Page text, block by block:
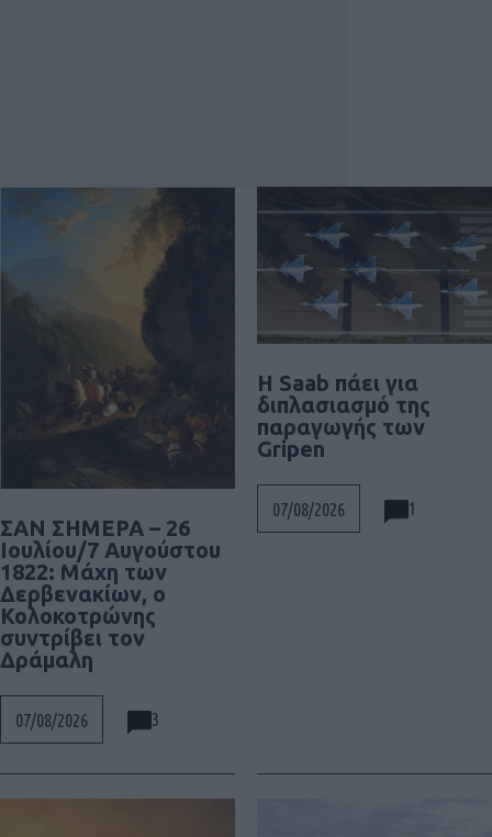
ΣΑΝ ΣΗΜΕΡΑ – 26
Ιουλίου/7 Αυγούστου
1822: Μάχη των
Δερβενακίων, ο
Κολοκοτρώνης
συντρίβει τον
Δράμαλη
07/08/2026 3
H Saab πάει για
διπλασιασμό της
παραγωγής των
Gripen
07/08/2026 1